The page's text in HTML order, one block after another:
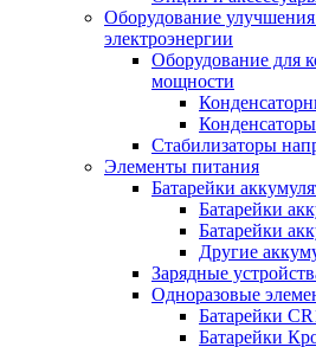
Оборудование улучшения
электроэнергии
Оборудование для
мощности
Стабилизаторы
Элементы питания
Батарейки
Батарейки
Батарейки
Другие
Зарядные
Одноразовые
Батарейки
Батарейки